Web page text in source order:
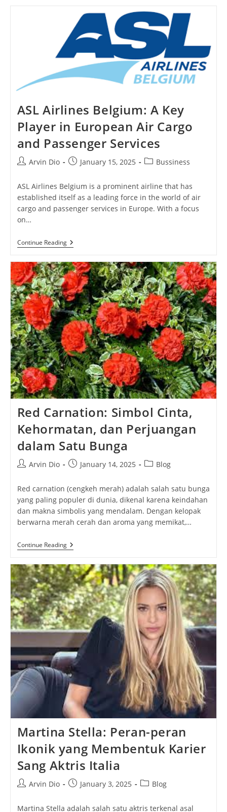
Rasakan
Kelezatan
Kuliner
Tradisional
Ukraina
ASL Airlines Belgium: A Key
Player in European Air Cargo
and Passenger Services
PostArvin Dio
PostJanuary 15, 2025
PostBussiness
ASL Airlines Belgium is a prominent airline that has
established itself as a leading force in the world of air
cargo and passenger services in Europe. With a focus
on…
Continue ReadingASL
Airlines
A
Key
Player
In
European
Air
Cargo
And
Passenger
Services
Red Carnation: Simbol Cinta,
Kehormatan, dan Perjuangan
dalam Satu Bunga
PostArvin Dio
PostJanuary 14, 2025
PostBlog
Red carnation (cengkeh merah) adalah salah satu bunga
yang paling populer di dunia, dikenal karena keindahan
dan makna simbolis yang mendalam. Dengan kelopak
berwarna merah cerah dan aroma yang memikat,…
Continue ReadingRed
Carnation:
Cinta,
Kehormatan,
Dan
Perjuangan
Dalam
Satu
Bunga
Martina Stella: Peran-peran
Ikonik yang Membentuk Karier
Sang Aktris Italia
PostArvin Dio
PostJanuary 3, 2025
PostBlog
Martina Stella adalah salah satu aktris terkenal asal